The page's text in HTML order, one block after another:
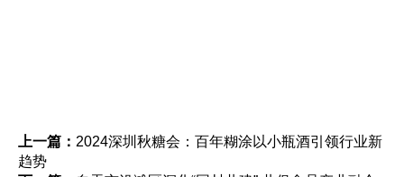
上一篇： 2024深圳秋糖会：百年糊涂以小瓶酒引领行业新
趋势